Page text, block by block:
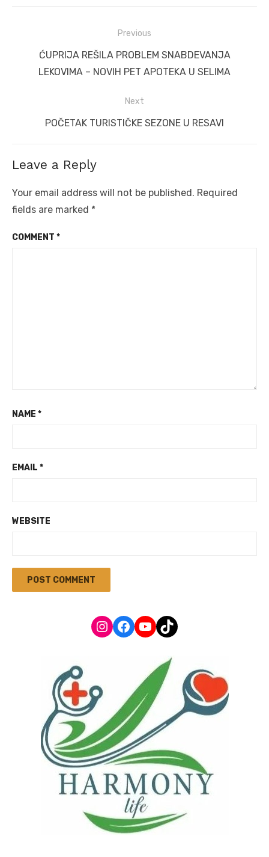
navigation
Previous
Previous
post:
ĆUPRIJA REŠILA PROBLEM SNABDEVANJA
LEKOVIMA – NOVIH PET APOTEKA U SELIMA
Next
Next
POČETAK TURISTIČKE SEZONE U RESAVI
Leave a Reply
Your email address will not be published. Required
fields are marked *
COMMENT *
NAME *
EMAIL *
WEBSITE
Instagram
Facebook
YouTube
TikTok